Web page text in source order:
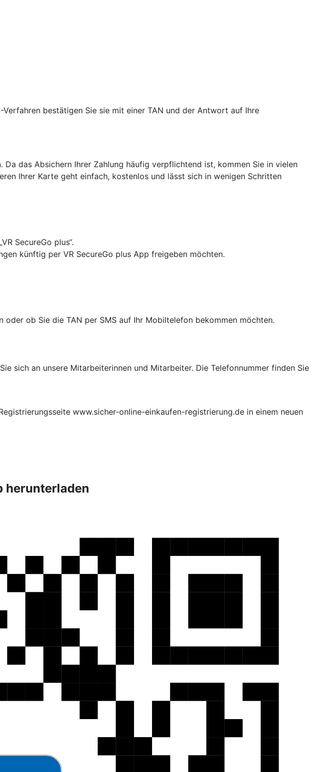
bestätigen Sie sie mit einer TAN und der Antwort auf Ihre
das Absichern Ihrer Zahlung häufig verpflichtend ist, kommen Sie in vielen
Ihrer Karte geht einfach, kostenlos und lässt sich in wenigen Schritten
SecureGo plus“.
künftig per VR SecureGo plus App freigeben möchten.
ob Sie die TAN per SMS auf Ihr Mobiltelefon bekommen möchten.
sich an unsere Mitarbeiterinnen und Mitarbeiter. Die Telefonnummer finden Sie
www.sicher-online-einkaufen-registrierung.de in einem neuen
herunterladen